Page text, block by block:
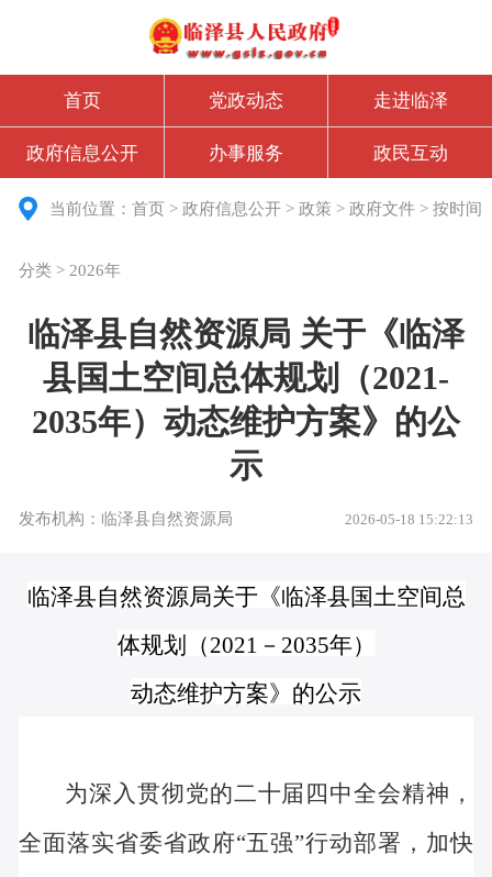
首页 党政动态 走进临泽
政府信息公开 办事服务 政民互动
当前位置：首页 >政府信息公开 >政策 >政府文件 >按时间
分类 > 2026年
临泽县自然资源局 关于《临泽
县国土空间总体规划（2021-
2035年）动态维护方案》的公
示
发布机构：临泽县自然资源局 2026-05-18 15:22:13
临泽县自然资源局关于《临泽县国土空间总
体规划（2021－2035年）
动态维护方案》的公示
为深入贯彻党的二十届四中全会精神，
全面落实省委省政府“五强”行动部署，加快